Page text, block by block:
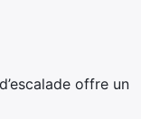
offre un